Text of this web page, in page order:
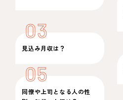
03
見込み月収は？
05
同僚や上司となる人の性